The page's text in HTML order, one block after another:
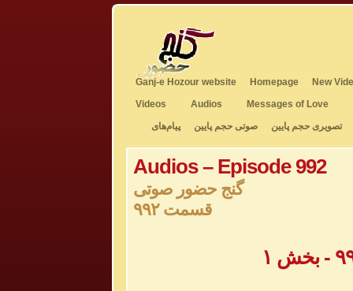
Ganj-e Hozour website Homepage New
Videos
Audios Messages of Love
تصویری حجم پایین صوتی حجم پایین
پیام‌های
Audios – Episode 992
گنج حضور صوتی
قسمت ۹۹۲